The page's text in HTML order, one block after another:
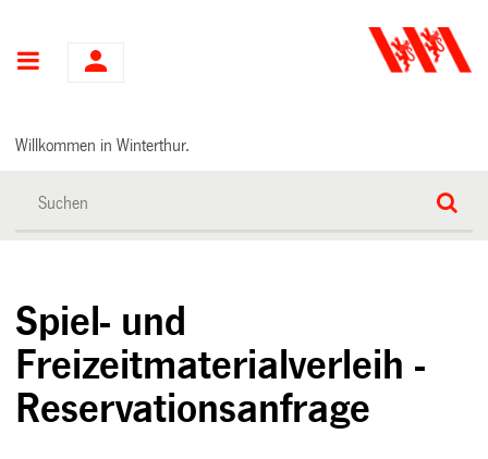
Hauptnavigation
Willkommen in Winterthur.
Spiel- und
Freizeitmaterialverleih -
Reservationsanfrage